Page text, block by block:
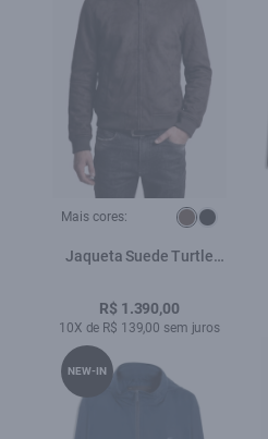
Mais cores:
Jaqueta Suede Turtle
R$ 1.390,00
10X de R$ 139,00 sem juros
NEW-IN